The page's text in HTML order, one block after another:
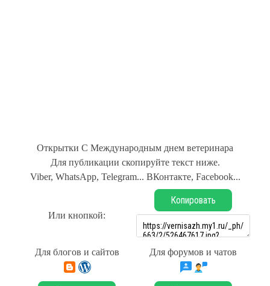
Открытки С Международным днем ветеринара
Для публикации скопируйте текст ниже.
Viber, WhatsApp, Telegram... ВКонтакте, Facebook...
Или кнопкой:
Копировать
Для блогов и сайтов Для форумов и чатов